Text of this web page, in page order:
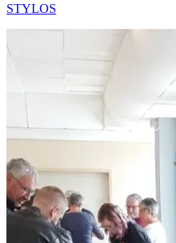
STYLOS